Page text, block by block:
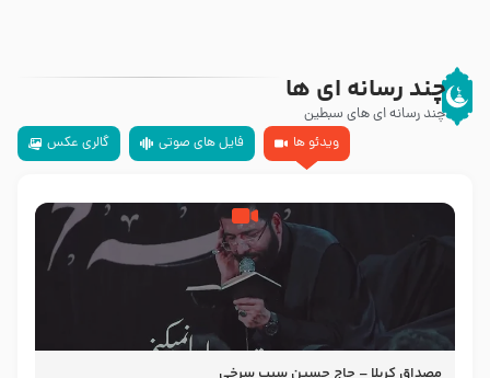
چند رسانه ای ها
چند رسانه ای های سبطین
ویدئو ها
فایل های صوتی گالری عکس
مصداق کربلا – حاج حسین سیب سرخی